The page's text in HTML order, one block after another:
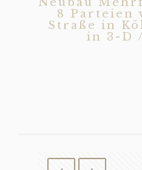
8 Parteien
Straße in
in 3-D